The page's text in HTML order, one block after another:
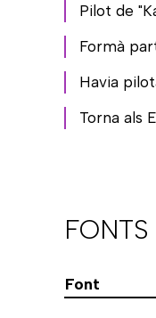
Pilot de
Formà
Havia
Torna als
Font